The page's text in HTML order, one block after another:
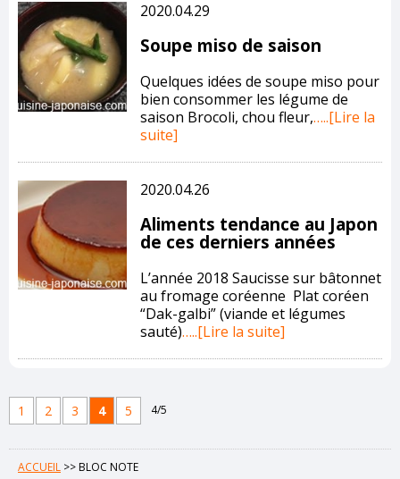
2020.04.29
Soupe miso de saison
Quelques idées de soupe miso pour
bien consommer les légume de
saison Brocoli, chou fleur,…..[Lire la
suite]
2020.04.26
Aliments tendance au Japon
de ces derniers années
L’année 2018 Saucisse sur bâtonnet
au fromage coréenne Plat coréen
“Dak-galbi” (viande et légumes
sauté)…..[Lire la suite]
1 2 3 4 5 4/5
ACCUEIL >>BLOC NOTE